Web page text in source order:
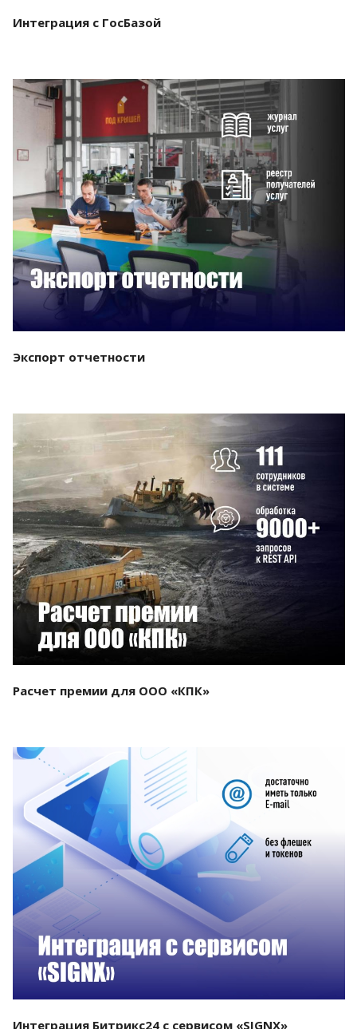
Интеграция с ГосБазой
Смотреть проект
Экспорт отчетности
Смотреть проект
Расчет премии для ООО «КПК»
Смотреть проект
Интеграция Битрикс24 с сервисом «SIGNX»